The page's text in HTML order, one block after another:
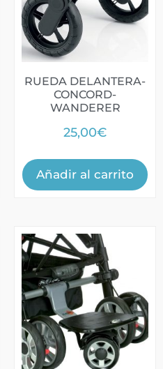
RUEDA DELANTERA-
CONCORD-
WANDERER
25,00€
Añadir al carrito